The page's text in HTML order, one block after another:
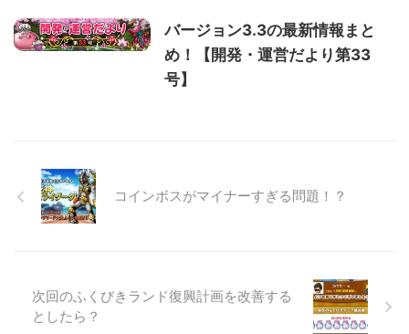
バージョン3.3の最新情報まと
め！【開発・運営だより第33
号】
コインボスがマイナーすぎる問題！？
次回のふくびきランド復興計画を改善する
としたら？